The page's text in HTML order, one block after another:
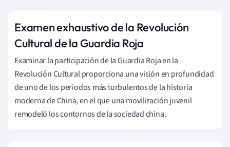
Examen exhaustivo de la Revolución
Cultural de la Guardia Roja
Examinar la participación de la Guardia Roja en la
Revolución Cultural proporciona una visión en profundidad
de uno de los periodos más turbulentos de la historia
moderna de China, en el que una movilización juvenil
remodeló los contornos de la sociedad china.